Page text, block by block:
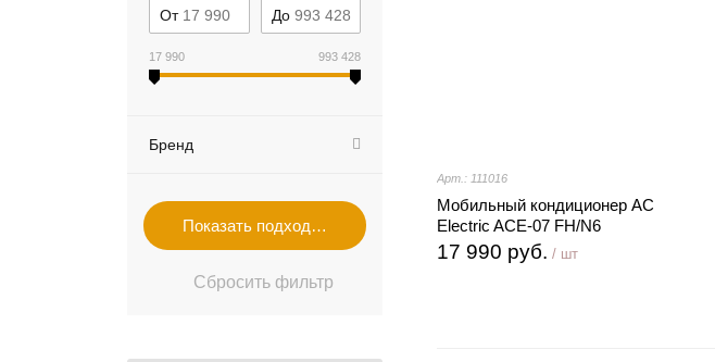
От До
17 990 993 428
Бренд
Арт.: 111016
Мобильный кондиционер AC
Electric ACE-07 FH/N6
17 990 руб. / шт